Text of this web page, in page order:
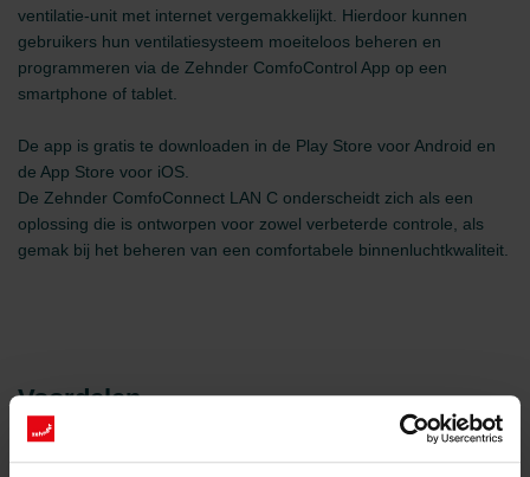
ventilatie-unit met internet vergemakkelijkt. Hierdoor kunnen
gebruikers hun ventilatiesysteem moeiteloos beheren en
programmeren via de Zehnder ComfoControl App op een
smartphone of tablet.
De app is gratis te downloaden in de Play Store voor Android en
de App Store voor iOS.
De Zehnder ComfoConnect LAN C onderscheidt zich als een
oplossing die is ontworpen voor zowel verbeterde controle, als
gemak bij het beheren van een comfortabele binnenluchtkwaliteit.
Voordelen